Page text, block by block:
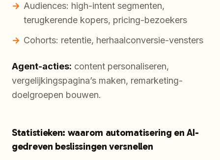
Audiences: high-intent segmenten,
terugkerende kopers, pricing-bezoekers
Cohorts: retentie, herhaalconversie-vensters
Agent-acties: content personaliseren,
vergelijkingspagina’s maken, remarketing-
doelgroepen bouwen.
Statistieken: waarom automatisering en AI-
gedreven beslissingen versnellen